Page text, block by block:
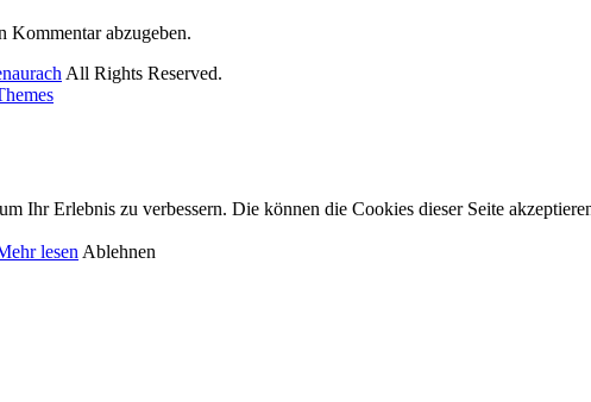
Kommentar abzugeben.
All Rights Reserved.
Ihr Erlebnis zu verbessern. Die können die Cookies dieser Seite
lesen Ablehnen